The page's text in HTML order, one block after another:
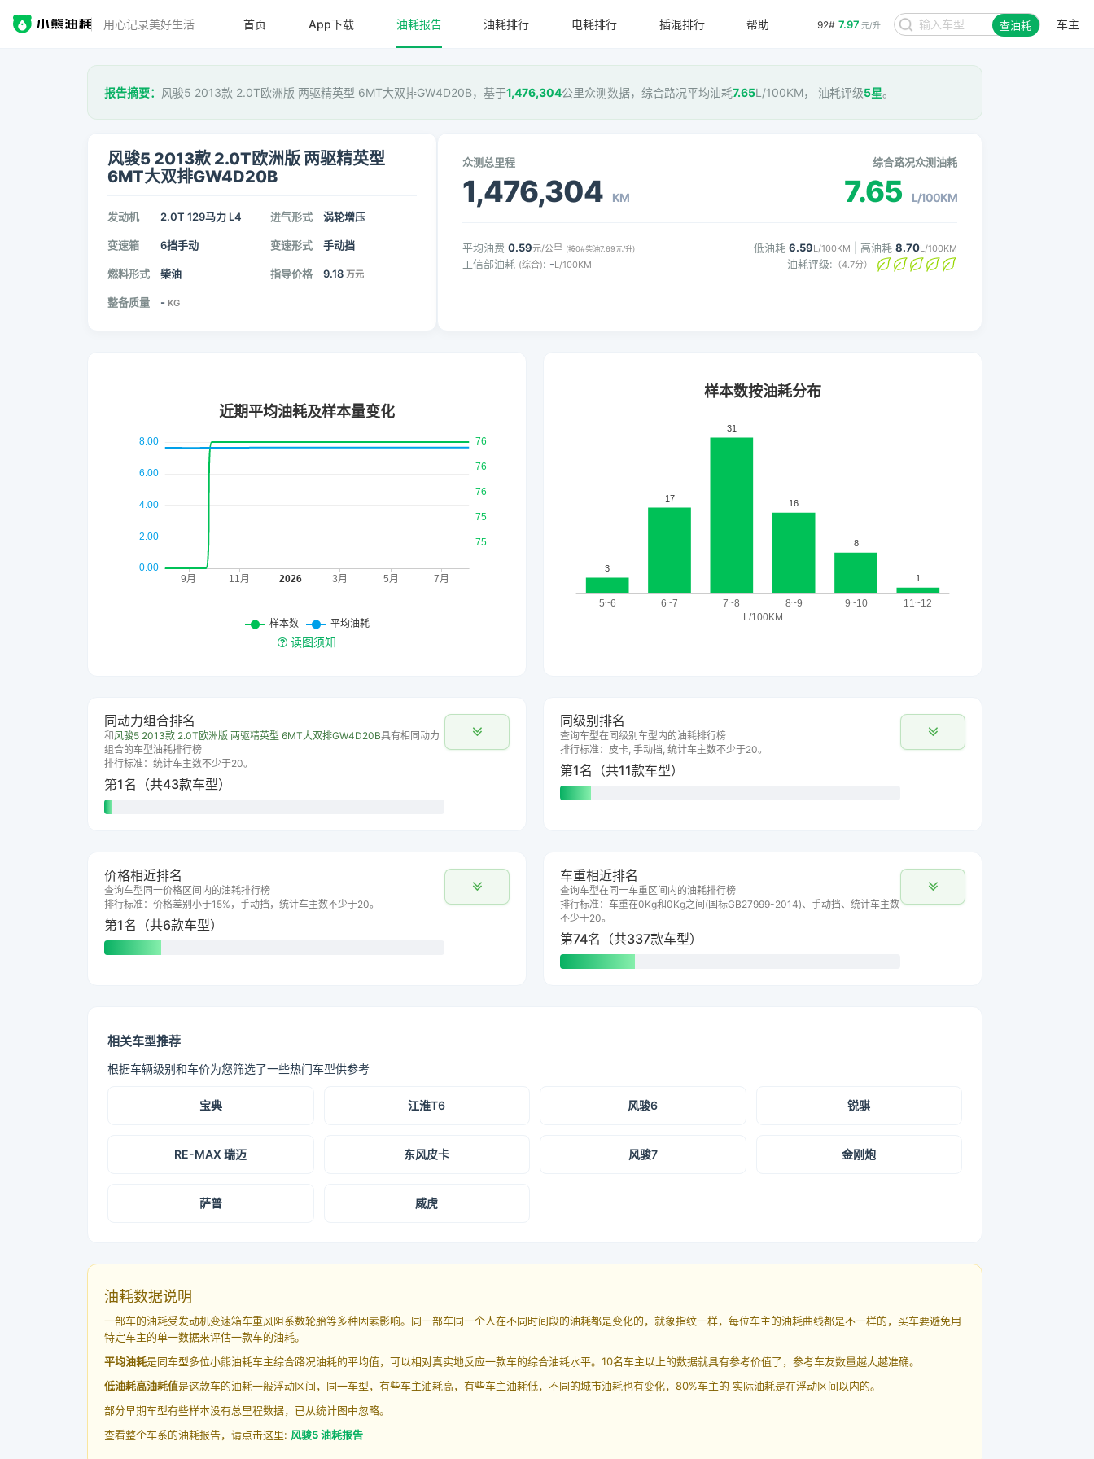
用心记录美好生活 92# 7.97 元/升 查油耗 车主
首页 App下载 油耗报告 油耗排行 电耗排行 插混排行 帮助
报告摘要： 风骏5 2013款 2.0T欧洲版 两驱精英型 6MT大双排GW4D20B，基于1,476,304公里众测数据，综合路况平均油耗7.65L/100KM， 油耗评级5星。
风骏5 2013款 2.0T欧洲版 两驱精英型
6MT大双排GW4D20B
发动机 2.0T 129马力 L4 进气形式 涡轮增压
变速箱 6挡手动 变速形式 手动挡
燃料形式 柴油 指导价格 9.18 万元
整备质量 - KG
众测总里程
1,476,304 KM
综合路况众测油耗
7.65 L/100KM
平均油费 0.59元/公里 (按0#柴油7.69元/升)
工信部油耗 (综合): -L/100KM
低油耗 6.59L/100KM | 高油耗 8.70L/100KM
油耗评级: （4.7分）
读图须知
同动力组合排名
和 风骏5 2013款 2.0T欧洲版 两驱精英型 6MT大双排GW4D20B具有相同动力
组合的车型油耗排行榜
排行标准：统计车主数不少于20。
第1名（共43款车型）
同级别排名
查询车型在同级别车型内的油耗排行榜
排行标准：皮卡, 手动挡, 统计车主数不少于20。
第1名（共11款车型）
价格相近排名
查询车型同一价格区间内的油耗排行榜
排行标准：价格差别小于15%，手动挡，统计车主数不少于20。
第1名（共6款车型）
车重相近排名
查询车型在同一车重区间内的油耗排行榜
排行标准：车重在0Kg和0Kg之间(国标GB27999-2014)、手动挡、统计车主数
不少于20。
第74名（共337款车型）
相关车型推荐
根据车辆级别和车价为您筛选了一些热门车型供参考
宝典 江淮T6 风骏6 锐骐
RE-MAX 瑞迈 东风皮卡 风骏7 金刚炮
萨普 威虎
油耗数据说明
一部车的油耗受发动机变速箱车重风阻系数轮胎等多种因素影响。同一部车同一个人在不同时间段的油耗都是变化的，就象指纹一样，每位车主的油耗曲线都是不一样的，买车要避免用
特定车主的单一数据来评估一款车的油耗。
平均油耗是同车型多位小熊油耗车主综合路况油耗的平均值，可以相对真实地反应一款车的综合油耗水平。10名车主以上的数据就具有参考价值了，参考车友数量越大越准确。
低油耗高油耗值是这款车的油耗一般浮动区间，同一车型，有些车主油耗高，有些车主油耗低，不同的城市油耗也有变化，80%车主的 实际油耗是在浮动区间以内的。
部分早期车型有些样本没有总里程数据，已从统计图中忽略。
查看整个车系的油耗报告，请点击这里: 风骏5 油耗报告